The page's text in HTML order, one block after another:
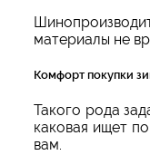
материалы не
Комфорт покупки
Такого рода
каковая ищет
вам.